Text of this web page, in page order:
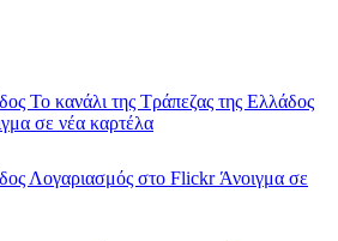
Το κανάλι της Τράπεζας της Ελλάδος
σε νέα καρτέλα
Λογαριασμός στο FlickrΆνοιγμα σε